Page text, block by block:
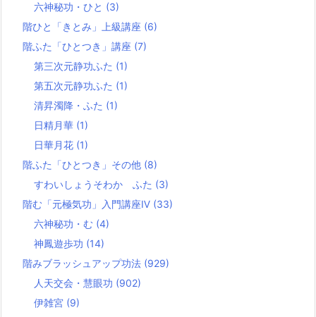
六神秘功・ひと (3)
階ひと「きとみ」上級講座 (6)
階ふた「ひとつき」講座 (7)
第三次元静功ふた (1)
第五次元静功ふた (1)
清昇濁降・ふた (1)
日精月華 (1)
日華月花 (1)
階ふた「ひとつき」その他 (8)
すわいしょうそわか ふた (3)
階む「元極気功」入門講座Ⅳ (33)
六神秘功・む (4)
神鳳遊歩功 (14)
階みブラッシュアップ功法 (929)
人天交会・慧眼功 (902)
伊雑宮 (9)